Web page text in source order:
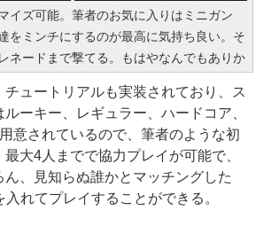
イズ可能。筆者のお気に入りはミニガン
をミンチにするのが最高に気持ち良い。そ
ネードまで撃てる。もはやなんでもありか
ュートリアルも実装されており、ス
ーキー、レギュラー、ハードコア、
意されているので、筆者のような初
大4人までで協力プレイが可能で、
ん、見知らぬ誰かとマッチングした
入れてプレイすることができる。